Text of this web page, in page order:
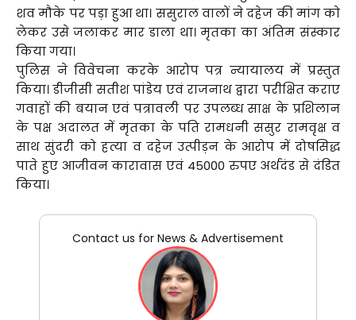
शव मौके पर पड़ा हुआ था। ससुराल वालों ने दहेज की मांग को
लेकर उसे जलाकर मार डाला था। मृतका का अंतिम संस्कार
किया गया।
पुलिस ने विवेचना करके आरोप पत्र न्यायालय में प्रस्तुत
किया। डीजीसी सतीश पांडेय एवं राजनाथ द्वारा परीक्षित कराए
गवाहों की बयान एवं पत्रावली पर उपलब्ध साक्ष के प्रशिलान
के पक्ष अदालत में मृतका के पति रामधनी ससुर रामवृक्ष व
साथ सुंदरी को हत्या व दहेज उत्पीड़न के आरोप में दोषसिद्ध
पाते हुए आजीवन कारावास एवं 45000 रुपए अर्थदंड से दंडित
किया।
Contact us for News & Advertisement